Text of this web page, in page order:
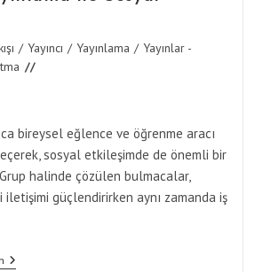
/ Yayıncı / Yayınlama / Yayınlar -
bireysel eğlence ve öğrenme aracı
sosyal etkileşimde de önemli bir
halinde çözülen bulmacalar,
iletişimi güçlendirirken aynı zamanda iş
Bulmaca